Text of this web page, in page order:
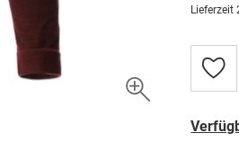
Lieferzeit
Zur